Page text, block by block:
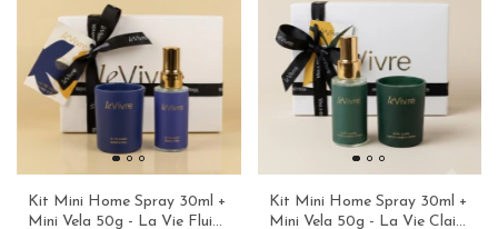
Kit Mini Home Spray 30ml +
Mini Vela 50g - La Vie Fluide
Kit Mini Home Spray 30ml +
Mini Vela 50g - La Vie Claire